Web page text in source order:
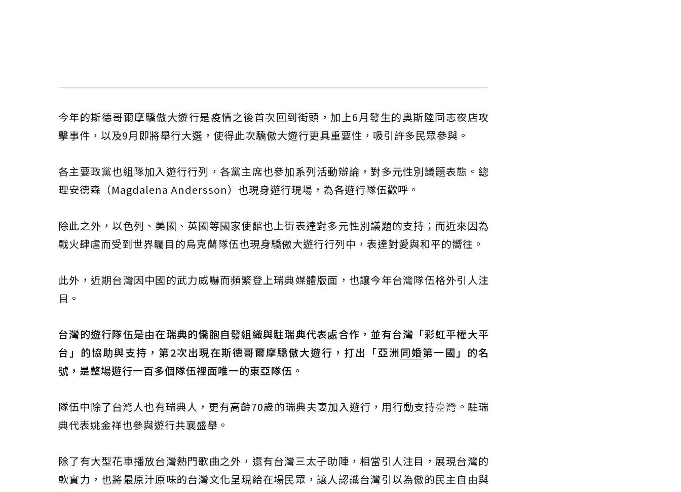
今年的斯德哥爾摩驕傲大遊行是疫情之後首次回到街頭，加上6月發生的奧斯陸同志夜店攻
擊事件，以及9月即將舉行大選，使得此次驕傲大遊行更具重要性，吸引許多民眾參與。
各主要政黨也組隊加入遊行行列，各黨主席也參加系列活動辯論，對多元性別議題表態。總
理安德森（Magdalena Andersson）也現身遊行現場，為各遊行隊伍歡呼。
除此之外，以色列、美國、英國等國家使館也上街表達對多元性別議題的支持；而近來因為
戰火肆虐而受到世界矚目的烏克蘭隊伍也現身驕傲大遊行行列中，表達對愛與和平的嚮往。
此外，近期台灣因中國的武力威嚇而頻繁登上瑞典媒體版面，也讓今年台灣隊伍格外引人注
目。
台灣的遊行隊伍是由在瑞典的僑胞自發組織與駐瑞典代表處合作，並有台灣「彩虹平權大平
台」的協助與支持，第2次出現在斯德哥爾摩驕傲大遊行，打出「亞洲同婚第一國」的名
號，是整場遊行一百多個隊伍裡面唯一的東亞隊伍。
隊伍中除了台灣人也有瑞典人，更有高齡70歲的瑞典夫妻加入遊行，用行動支持臺灣。駐瑞
典代表姚金祥也參與遊行共襄盛舉。
除了有大型花車播放台灣熱門歌曲之外，還有台灣三太子助陣，相當引人注目，展現台灣的
軟實力，也將最原汁原味的台灣文化呈現給在場民眾，讓人認識台灣引以為傲的民主自由與